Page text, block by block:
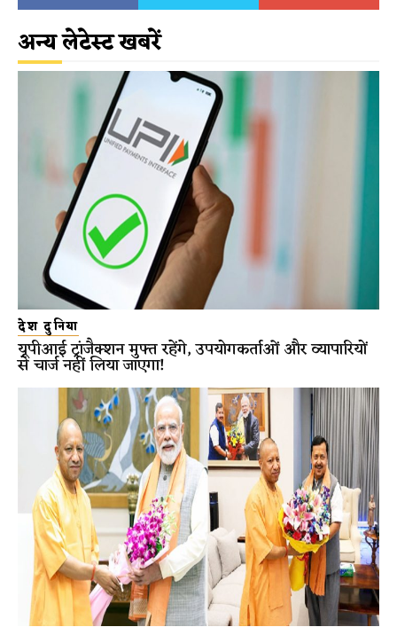
अन्य लेटेस्ट खबरें
देश दुनिया
यूपीआई ट्रांजैक्शन मुफ्त रहेंगे, उपयोगकर्ताओं और व्यापारियों
से चार्ज नहीं लिया जाएगा!